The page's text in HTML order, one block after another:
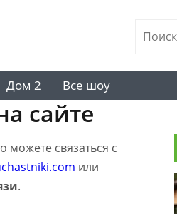
Дом 2 Все шоу
сайте
можете связаться с
или
.